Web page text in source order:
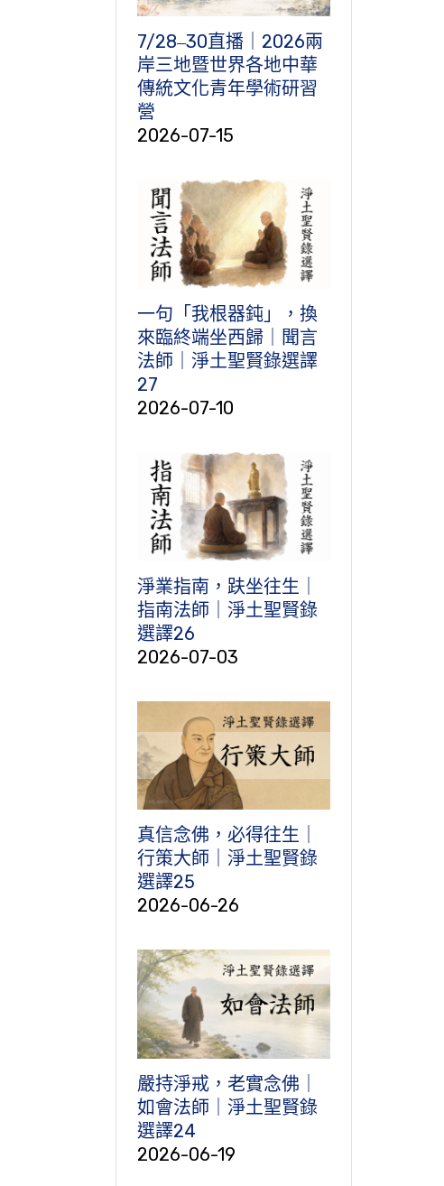
7/28‒30直播｜2026兩
岸三地暨世界各地中華
傳統文化青年學術研習
營
2026-07-15
一句「我根器鈍」，換
來臨終端坐西歸｜聞言
法師｜淨土聖賢錄選譯
27
2026-07-10
淨業指南，趺坐往生｜
指南法師｜淨土聖賢錄
選譯26
2026-07-03
真信念佛，必得往生｜
行策大師｜淨土聖賢錄
選譯25
2026-06-26
嚴持淨戒，老實念佛｜
如會法師｜淨土聖賢錄
選譯24
2026-06-19